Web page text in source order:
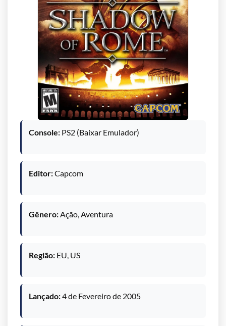
Console: PS2 (Baixar Emulador)
Editor:Capcom
Gênero:Ação, Aventura
Região: EU, US
Lançado:4 de Fevereiro de 2005